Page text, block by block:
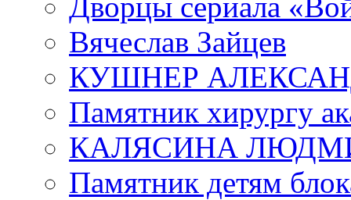
Вячеслав Зайцев
КУШНЕР
Памятник хирургу
КАЛЯСИНА
Памятник детям